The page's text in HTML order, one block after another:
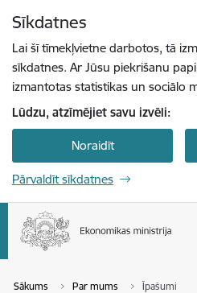
Sīkdatnes
Lai šī tīmekļvietne darbotos, tā
sīkdatnes. Ar Jūsu piekrišanu
izmantotas statistikas un sociālo
Lūdzu, atzīmējiet savu izvēli:
Noraidīt
Pārvaldīt sīkdatnes
Sākums Par mums Īpašumi